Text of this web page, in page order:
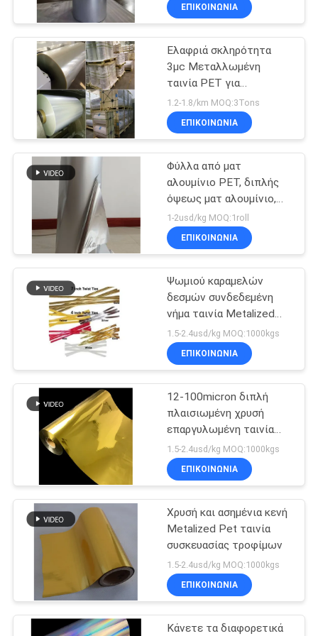
ΕΡΓΟΣΤΑΣΊΟΥ
ΈΛΕΓΧΟΣ
ΠΟΙΌΤΗΤΑΣ
ΕΠΙΚΟΙΝΩΝΉΣΤΕ
ΜΑΖΊ
ΜΑΣ
ΕΙΔΉΣΕΙΣ
ΖΗΤΉΣΤΕ
ΜΙΑ
ΠΡΟΣΦΟΡΆ
SITEMAP
ΠΟΛΙΤΙΚΉ
ΑΠΟΡΡΉΤΟΥ
Ταινία Metalized
CPP
η ταινία
κατοικίδιων ζώων
Χρωματιστή
μεταλλική ταινία
25
Χρυσό ασημένιο
χαρτί
19
αλουμινίου VMPET για
τσαγιού
ΕΠΙΚΟΙΝΩΝΊΑ
Ελαφριά σκληρότητα
3μc Μεταλλωμένη
ταινία PET για
συσκευασία τροφίμων
1.2-1.8/km MOQ:3Tons
ΕΠΙΚΟΙΝΩΝΊΑ
Φύλλα από ματ
αλουμίνιο PET, διπλής
όψεως ματ αλουμίνιο,
φώτα από γιν-γιάνγκ,
ημιαλουμινοποιημένη
ταινία
1-2usd/kg MOQ:1roll
ΕΠΙΚΟΙΝΩΝΊΑ
Ψωμιού καραμελών
δεσμών συνδεδεμένη
νήμα ταινία Metalized
PET σχοινιών κόκκινη
1.5-2.4usd/kg MOQ:1000kgs
ΕΠΙΚΟΙΝΩΝΊΑ
12-100micron διπλή
πλαισιωμένη χρυσή
επαργυλωμένη ταινία
της Pet
1.5-2.4usd/kg MOQ:1000kgs
ΕΠΙΚΟΙΝΩΝΊΑ
Χρυσή και ασημένια κενή
Metalized Pet ταινία
συσκευασίας τροφίμων
1.5-2.4usd/kg MOQ:1000kgs
ΕΠΙΚΟΙΝΩΝΊΑ
Κάνετε τα διαφορετικά